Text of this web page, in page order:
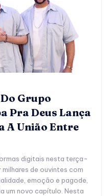
Grupo
Pra Deus Lança
A União Entre
digitais nesta terça-
de ouvintes com
emoção e pagode,
um novo capítulo. Nesta